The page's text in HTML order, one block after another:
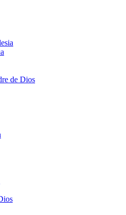
de Dios